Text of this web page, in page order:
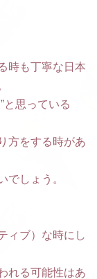
時も丁寧な日本
と思っている
方をする時があ
でしょう。
ィブ）な時にし
れる可能性はあ